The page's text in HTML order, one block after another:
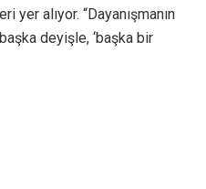
yer alıyor. “Dayanışmanın
deyişle, ‘başka bir